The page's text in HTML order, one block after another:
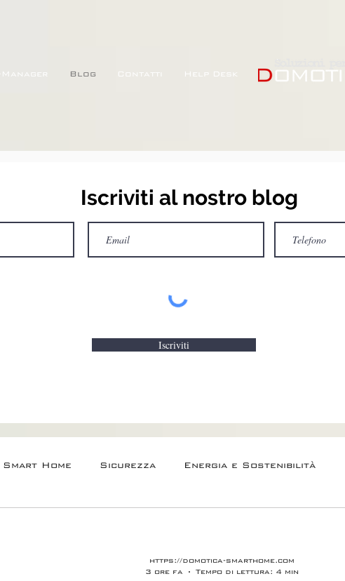
Manager Blog Contatti Help Desk
Iscriviti al nostro blog
Iscriviti
Home Sicurezza Energia e Sostenibilità
https://domotica-smarthome.com
3 ore fa
Tempo di lettura: 4 min